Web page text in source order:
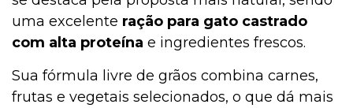
uma excelente ração para gato castrado
com alta proteína e ingredientes frescos.
Sua fórmula livre de grãos combina carnes,
frutas e vegetais selecionados, o que dá mais